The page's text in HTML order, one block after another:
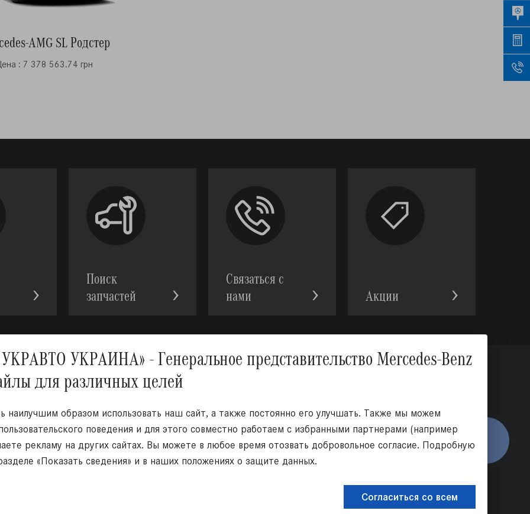
AMG SL Родстер
: 7 378 563.74 грн
УКРАИНА» - Генеральное представительство Mercedes-Benz
для различных целей
образом использовать наш сайт, а также постоянно его улучшать. Также мы можем
поведения и для этого совместно работаем с избранными партнерами (например
рекламу на других сайтах. Вы можете в любое время отозвать добровольное согласие. Подробную
«Показать сведения» и в наших положениях о защите данных.
Согласиться со всем
Поиск
запчастей
Связаться с
нами
Акции
Вверх
Мы в социальных сетях: